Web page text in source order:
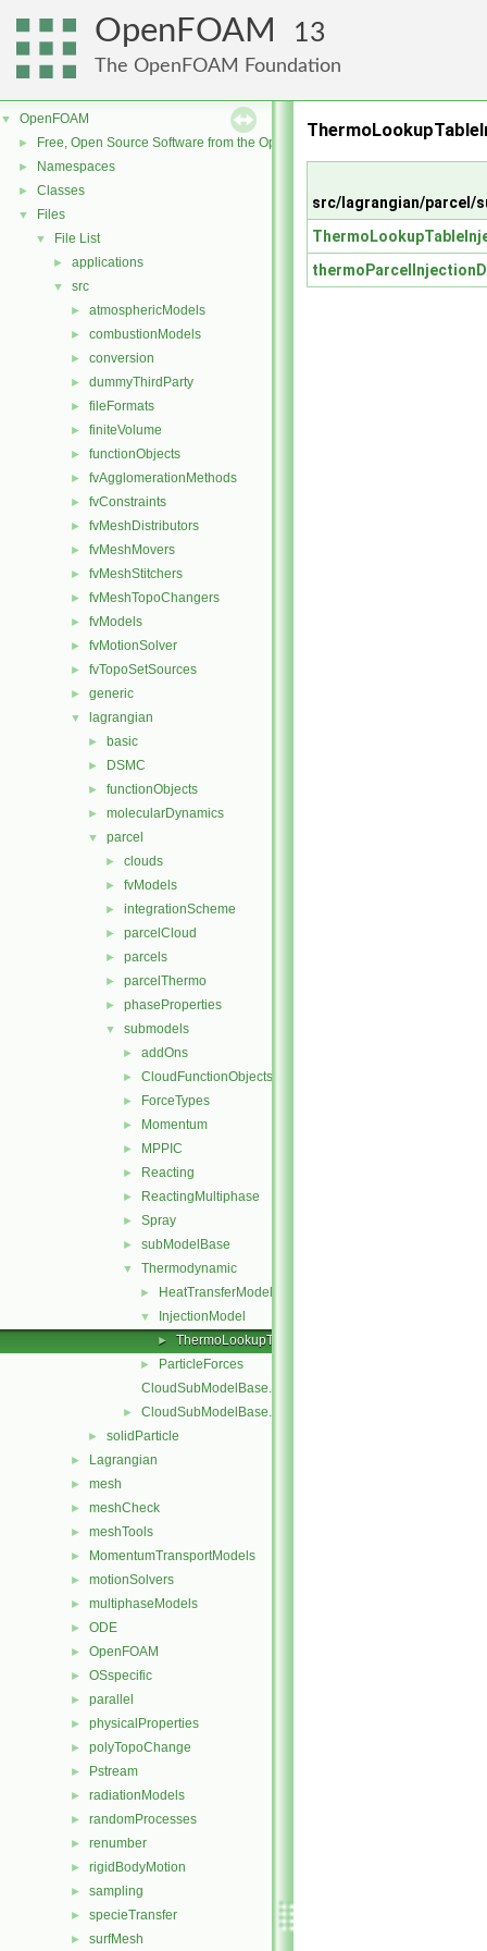
OpenFOAM 13
The OpenFOAM Foundation
▼ OpenFOAM
► Free, Open Source Software from the OpenFOAM Foundation
► Namespaces
► Classes
▼ Files
▼ File List
► applications
▼ src
► atmosphericModels
► combustionModels
► conversion
► dummyThirdParty
► fileFormats
► finiteVolume
► functionObjects
► fvAgglomerationMethods
► fvConstraints
► fvMeshDistributors
► fvMeshMovers
► fvMeshStitchers
► fvMeshTopoChangers
► fvModels
► fvMotionSolver
► fvTopoSetSources
► generic
▼ lagrangian
► basic
► DSMC
► functionObjects
► molecularDynamics
▼ parcel
► clouds
► fvModels
► integrationScheme
► parcelCloud
► parcels
► parcelThermo
► phaseProperties
▼ submodels
► addOns
► CloudFunctionObjects
► ForceTypes
► Momentum
► MPPIC
► Reacting
► ReactingMultiphase
► Spray
► subModelBase
▼ Thermodynamic
► HeatTransferModel
▼ InjectionModel
► ThermoLookupTableInjection
►
ParticleForces
CloudSubModelBase.C
► CloudSubModelBase.H
► solidParticle
► Lagrangian
► mesh
► meshCheck
► meshTools
► MomentumTransportModels
► motionSolvers
► multiphaseModels
► ODE
► OpenFOAM
► OSspecific
► parallel
► physicalProperties
► polyTopoChange
► Pstream
► radiationModels
► randomProcesses
► renumber
► rigidBodyMotion
► sampling
► specieTransfer
► surfMesh
src/lagrangian/parcel/